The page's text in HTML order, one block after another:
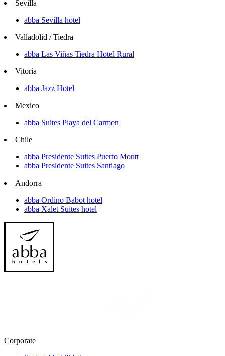
Sevilla
abba Sevilla hotel
Valladolid / Tiedra
abba Las Viñas Tiedra Hotel Rural
Vitoria
abba Jazz Hotel
Mexico
abba Suites Playa del Carmen
Chile
abba Presidente Suites Puerto Montt
abba Presidente Suites Santiago
Andorra
abba Ordino Babot hotel
abba Xalet Suites hotel
Corporate